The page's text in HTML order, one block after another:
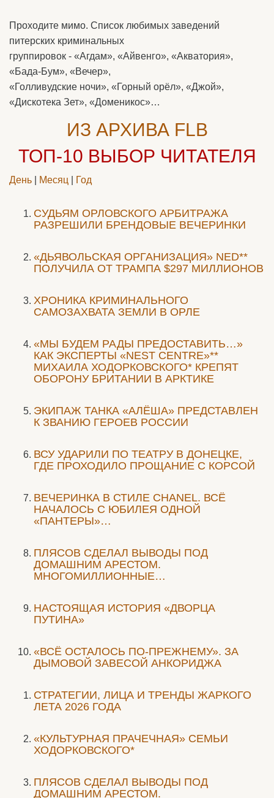
Проходите мимо. Список любимых заведений
питерских криминальных
группировок - «Агдам», «Айвенго», «Акватория»,
«Бада-Бум», «Вечер»,
«Голливудские ночи», «Горный орёл», «Джой»,
«Дискотека Зет», «Доменикос»…
ИЗ АРХИВА FLB
ТОП-10 ВЫБОР ЧИТАТЕЛЯ
День Месяц Год
CУДЬЯМ ОРЛОВСКОГО АРБИТРАЖА
РАЗРЕШИЛИ БРЕНДОВЫЕ ВЕЧЕРИНКИ
«ДЬЯВОЛЬСКАЯ ОРГАНИЗАЦИЯ» NED**
ПОЛУЧИЛА ОТ ТРАМПА $297 МИЛЛИОНОВ
ХРОНИКА КРИМИНАЛЬНОГО
САМОЗАХВАТА ЗЕМЛИ В ОРЛЕ
«МЫ БУДЕМ РАДЫ ПРЕДОСТАВИТЬ…»
КАК ЭКСПЕРТЫ «NEST CENTRE»**
МИХАИЛА ХОДОРКОВСКОГО* КРЕПЯТ
ОБОРОНУ БРИТАНИИ В АРКТИКЕ
ЭКИПАЖ ТАНКА «АЛЁША» ПРЕДСТАВЛЕН
К ЗВАНИЮ ГЕРОЕВ РОССИИ
ВСУ УДАРИЛИ ПО ТЕАТРУ В ДОНЕЦКЕ,
ГДЕ ПРОХОДИЛО ПРОЩАНИЕ С КОРСОЙ
ВЕЧЕРИНКА В СТИЛЕ СHANEL. ВСЁ
НАЧАЛОСЬ С ЮБИЛЕЯ ОДНОЙ
«ПАНТЕРЫ»…
ПЛЯСОВ СДЕЛАЛ ВЫВОДЫ ПОД
ДОМАШНИМ АРЕСТОМ.
МНОГОМИЛЛИОННЫЕ…
НАСТОЯЩАЯ ИСТОРИЯ «ДВОРЦА
ПУТИНА»
«ВСЁ ОСТАЛОСЬ ПО-ПРЕЖНЕМУ». ЗА
ДЫМОВОЙ ЗАВЕСОЙ АНКОРИДЖА
СТРАТЕГИИ, ЛИЦА И ТРЕНДЫ ЖАРКОГО
ЛЕТА 2026 ГОДА
«КУЛЬТУРНАЯ ПРАЧЕЧНАЯ» СЕМЬИ
ХОДОРКОВСКОГО*
ПЛЯСОВ СДЕЛАЛ ВЫВОДЫ ПОД
ДОМАШНИМ АРЕСТОМ.